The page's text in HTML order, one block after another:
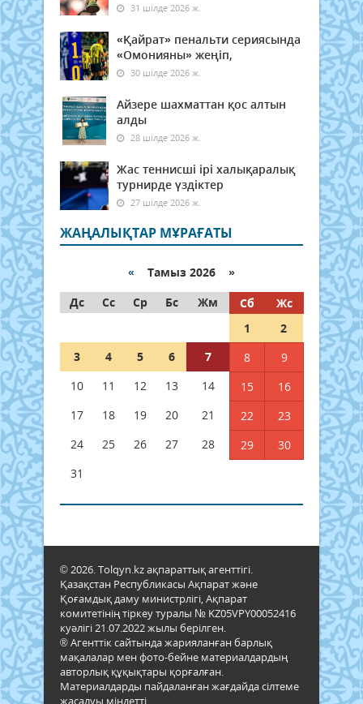
31 шілде 2026 ж.
«Қайрат» пенальти сериясында
«Омонияны» жеңіп,
30 шілде 2026 ж.
Айзере шахматтан қос алтын
алды
28 шілде 2026 ж.
Жас теннисші ірі халықаралық
турнирде үздіктер
27 шілде 2026 ж.
ЖАҢАЛЫҚТАР МҰРАҒАТЫ
« Тамыз 2026 »
Дс
Сс Ср Бс Жм Сб
Жс
1
2
3
4 5 6 7 8
9
10
11 12 13 14 15
16
17
18 19 20 21 22
23
24
25 26 27 28 29
30
31
© 2026. Tolqyn.kz ақпараттық агенттігі.
Қазақстан Республикасы Ақпарат және
Қоғамдық даму министрлігі, Ақпарат
комитетінің тіркеу туралы № KZ05VPY00052416
куәлігі 21.07.2022 жылы берілген.
® Агенттік сайтында жарияланған барлық
мақалалар мен фото-бейне материалдардың
авторлық құқықтары қорғалған.
Материалдарды пайдаланған жағдайда сілтеме
жасалуы міндетті.